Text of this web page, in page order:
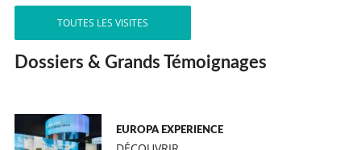
TOUTES LES VISITES
Dossiers & Grands Témoignages
EUROPA EXPERIENCE